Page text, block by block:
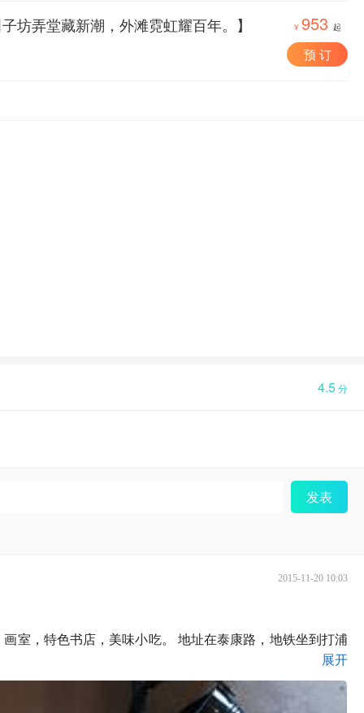
坊弄堂藏新潮，外滩霓虹耀百年。】 ¥ 953 起
预 订
4.5分
发表
2015-11-20 10:03
室，特色书店，美味小吃。 地址在泰康路，地铁坐到打浦
展开